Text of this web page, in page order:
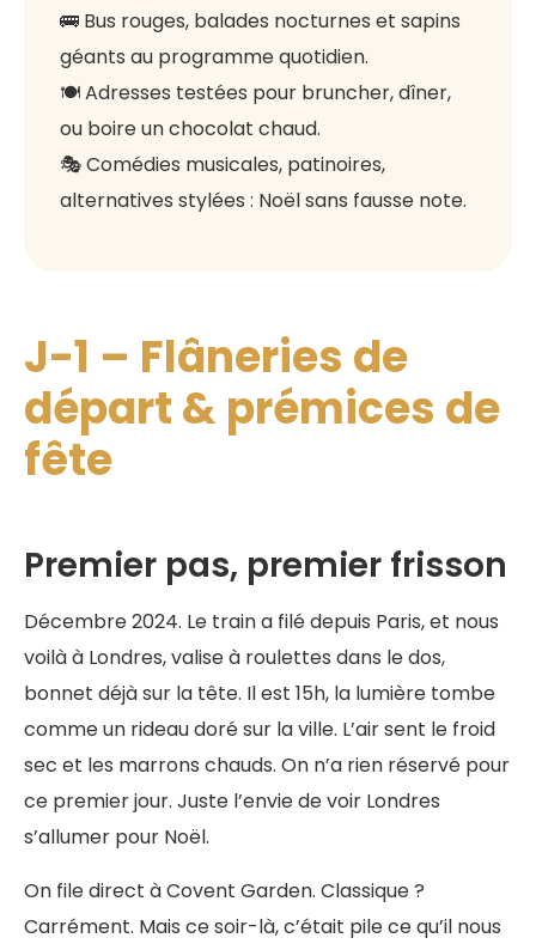
🚌 Bus rouges, balades nocturnes et sapins
géants au programme quotidien.
🍽️ Adresses testées pour bruncher, dîner,
ou boire un chocolat chaud.
🎭 Comédies musicales, patinoires,
alternatives stylées : Noël sans fausse note.
J-1 – Flâneries de
départ & prémices de
fête
Premier pas, premier frisson
Décembre 2024. Le train a filé depuis Paris, et nous
voilà à Londres, valise à roulettes dans le dos,
bonnet déjà sur la tête. Il est 15h, la lumière tombe
comme un rideau doré sur la ville. L’air sent le froid
sec et les marrons chauds. On n’a rien réservé pour
ce premier jour. Juste l’envie de voir Londres
s’allumer pour Noël.
On file direct à Covent Garden. Classique ?
Carrément. Mais ce soir-là, c’était pile ce qu’il nous